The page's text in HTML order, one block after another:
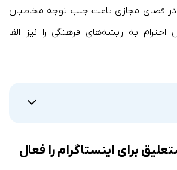
در فضای مجازی باعث جلب توجه مخاطبان
به ریشه‌های فرهنگی را نیز القا
برای اینستاگرام را فعال